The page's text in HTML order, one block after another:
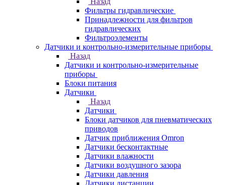
Фильтры гидравлические
Принадлежности для фильтров
гидравлических
Фильтроэлементы
Датчики и контрольно-измерительные приборы
Назад
Датчики и контрольно-измерительные
приборы
Блоки питания
Датчики
Назад
Датчики
Блоки датчиков для пневматических
приводов
Датчик приближения Omron
Датчики бесконтактные
Датчики влажности
Датчики воздушного зазора
Датчики давления